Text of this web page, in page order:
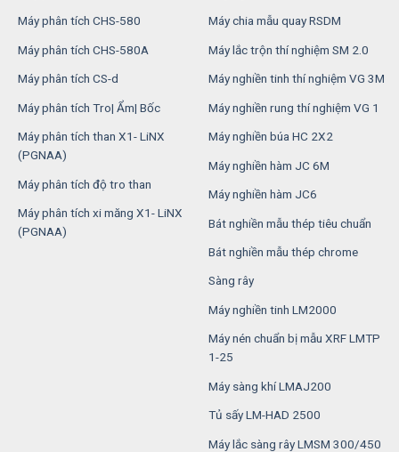
Máy phân tích CHS-580
Máy phân tích CHS-580A
Máy phân tích CS-d
Máy phân tích Tro| Ẩm| Bốc
Máy phân tích than X1- LiNX
(PGNAA)
Máy phân tích độ tro than
Máy phân tích xi măng X1- LiNX
(PGNAA)
Máy chia mẫu quay RSDM
Máy lắc trộn thí nghiệm SM 2.0
Máy nghiền tinh thí nghiệm VG 3M
Máy nghiền rung thí nghiệm VG 1
Máy nghiền búa HC 2X2
Máy nghiền hàm JC 6M
Máy nghiền hàm JC6
Bát nghiền mẫu thép tiêu chuẩn
Bát nghiền mẫu thép chrome
Sàng rây
Máy nghiền tinh LM2000
Máy nén chuẩn bị mẫu XRF LMTP
1-25
Máy sàng khí LMAJ200
Tủ sấy LM-HAD 2500
Máy lắc sàng rây LMSM 300/450